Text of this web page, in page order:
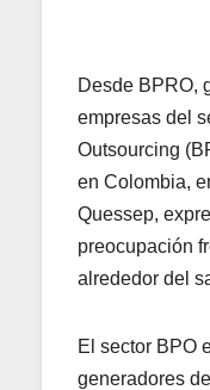
Desde BPRO,
empresas del
Outsourcing
en Colombia,
Quessep,
preocupación
alrededor del
El sector BPO
generadores